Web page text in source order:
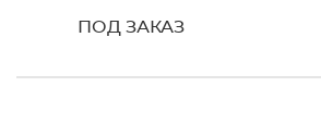
ПОД ЗАКАЗ